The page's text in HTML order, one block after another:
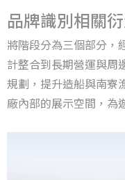
品牌識別相關
將階段分為三個部分，
計整合到長期營運與周
規劃，提升造船與南寮
廠內部的展示空間，為